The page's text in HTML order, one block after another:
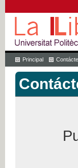
Principal